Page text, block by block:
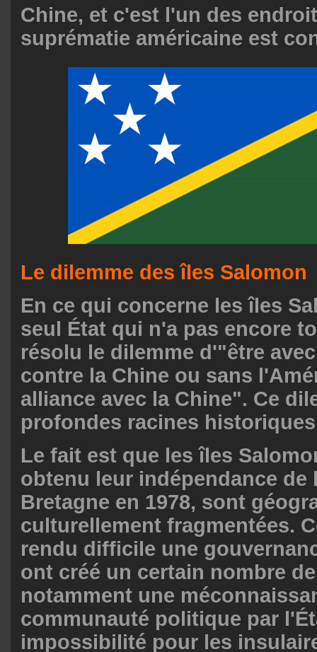
Chine, et c'est l'un des
suprématie américaine est
Le dilemme des îles Salomon
En ce qui concerne les îles
seul État qui n'a pas encore
résolu le dilemme d'"être
contre la Chine ou sans
alliance avec la Chine". Ce
profondes racines
Le fait est que les îles
obtenu leur indépendance de
Bretagne en 1978, sont
culturellement fragmentées.
rendu difficile une
ont créé un certain nombre
notamment une
communauté politique par
impossibilité pour les